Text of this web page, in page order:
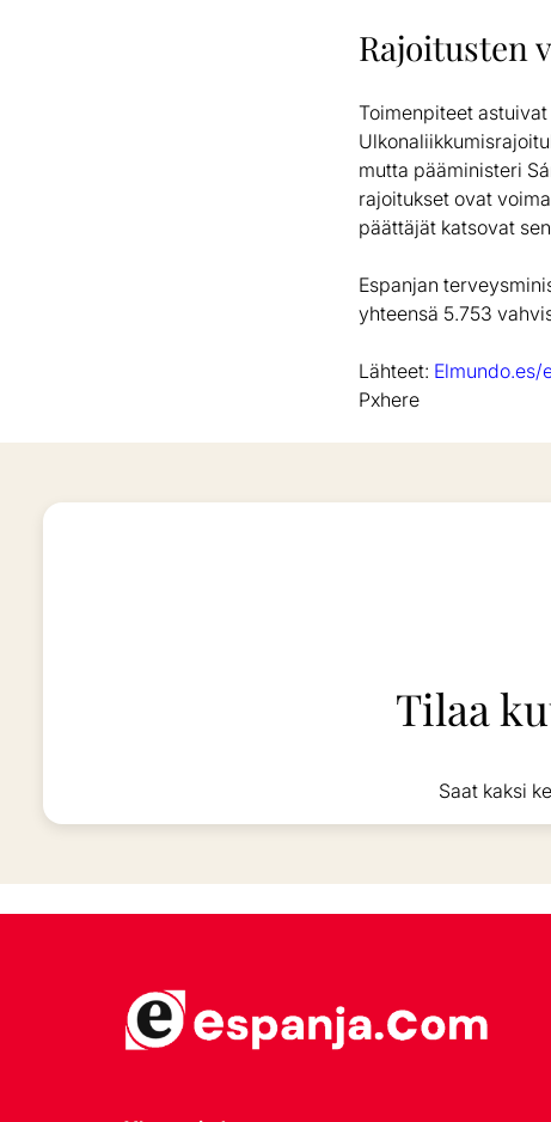
Rajoitusten
Toimenpiteet
mutta pääministeri
rajoitukset ovat
päättäjät katsovat
Espanjan
yhteensä 5.753
Lähteet: Elmundo.es/
Pxhere
Tilaa
Saat kaksi